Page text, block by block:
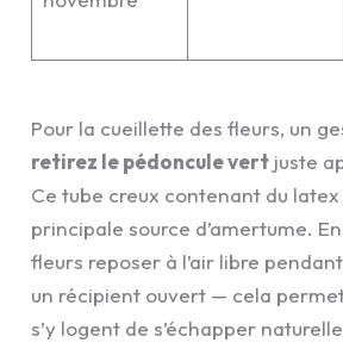
Pour la cueillette des fleurs, un
retirez le pédoncule vert juste
Ce tube creux contenant du
principale source d’amertume.
fleurs reposer à l’air libre
un récipient ouvert — cela
s’y logent de s’échapper